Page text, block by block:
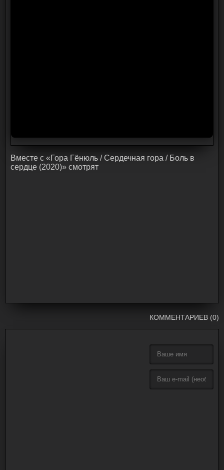
Bмecтe c «Гора Гёнюль / Сердечная гора / Боль в
сердце (2020)» cмoтpят
КОММЕНТАРИЕВ (0)